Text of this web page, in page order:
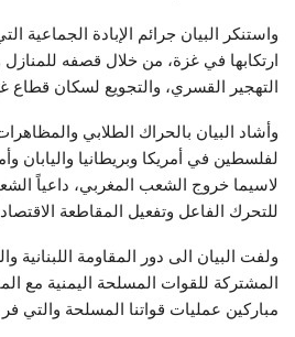
واستنكر البيان جرائم الإبادة الجماعية
ارتكابها في غزة، من خلال قصفه
التهجير القسري، والتجويع لسكان قطاع
وأشاد البيان بالحراك الطلابي
لفلسطين في أمريكا وبريطانيا واليابان
لاسيما خروج الشعب المغربي، داعياً
للتحرك الفاعل وتفعيل المقاطعة
ولفت البيان الى دور المقاومة اللبنانية
المشتركة للقوات المسلحة اليمنية مع
مباركين عمليات قواتنا المسلحة والتي فر